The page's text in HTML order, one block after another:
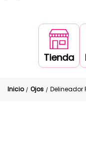
Tienda
Inicio / Ojos / Delineador